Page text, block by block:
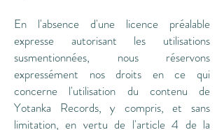
En l'absence d'une licence préalable
expresse autorisant les utilisations
susmentionnées, nous réservons
expressément nos droits en ce qui
concerne l'utilisation du contenu de
Yotanka Records, y compris, et sans
limitation, en vertu de l'article 4 de la